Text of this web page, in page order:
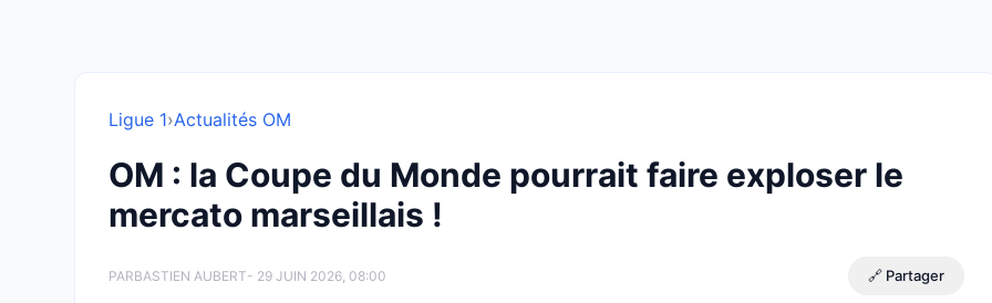
Ligue 1›Actualités OM
OM : la Coupe du Monde pourrait faire exploser le
mercato marseillais !
PARBASTIEN AUBERT- 29 JUIN 2026, 08:00 🔗 Partager